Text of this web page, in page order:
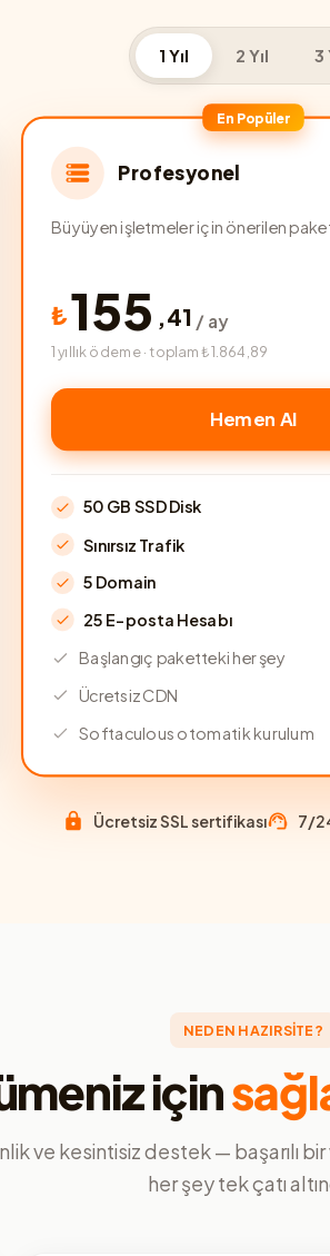
1 Yıl 2 Yıl 3
En Popüler
Profesyonel
Büyüyen işletmeler için önerilen
₺155 ,41 / ay
1 yıllık ödeme · toplam ₺1.864,89
Hemen Al
50 GB SSD Disk
Sınırsız Trafik
5 Domain
25 E-posta Hesabı
Başlangıç paketteki her şey
Ücretsiz CDN
Softaculous otomatik kurulum
Ücretsiz SSL sertifikası 7/
NEDEN HAZIRSİTE?
için
ve kesintisiz destek — başarılı bir
her şey tek çatı